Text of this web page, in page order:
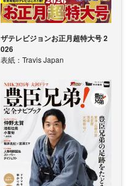
ザテレビジョンお正月超特大号 2
026
表紙：Travis Japan